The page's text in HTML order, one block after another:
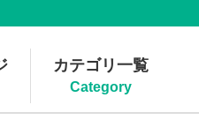
カテゴリ一覧
Category